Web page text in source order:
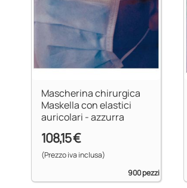
Mascherina chirurgica
Maskella con elastici
auricolari - azzurra
108,15 €
(Prezzo iva inclusa)
900 pezzi